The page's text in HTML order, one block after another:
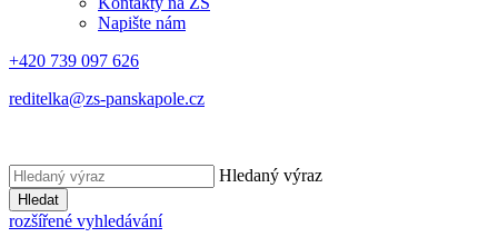
Napište nám
+420 739 097 626
reditelka@zs-panskapole.cz
Hledaný výraz
Hledat
rozšířené vyhledávání